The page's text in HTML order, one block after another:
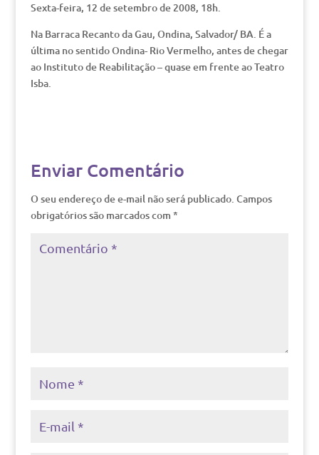
Sexta-feira, 12 de setembro de 2008, 18h.
Na Barraca Recanto da Gau, Ondina, Salvador/ BA. É a
última no sentido Ondina- Rio Vermelho, antes de chegar
ao Instituto de Reabilitação – quase em frente ao Teatro
Isba.
Enviar Comentário
O seu endereço de e-mail não será publicado. Campos
obrigatórios são marcados com *